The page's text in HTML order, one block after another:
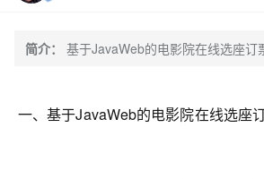
简介： 基于JavaWeb的电影院在线选座订
一、基于JavaWeb的电影院在线选座